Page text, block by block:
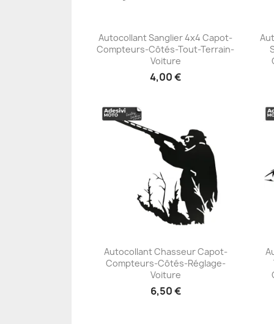
+23
Autocollant Sanglier 4x4 Capot-
Compteurs-Côtés-Tout-Terrain-
Voiture
4,00 €
+23
Autocollant Chasseur Capot-
Compteurs-Côtés-Réglage-
Voiture
6,50 €